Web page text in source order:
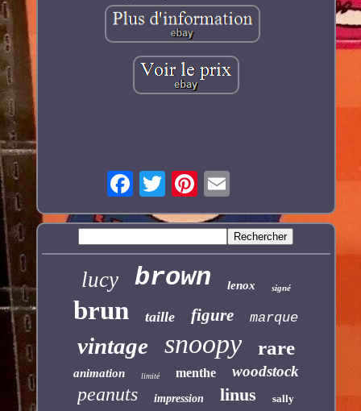
lucy brown lenox signé
brun taille figure marque
vintage snoopy rare
animation limité menthe woodstock
peanuts impression linus sally